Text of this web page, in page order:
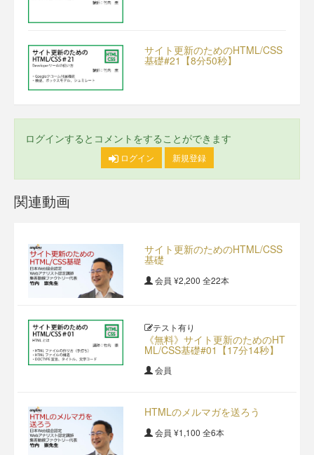
サイト更新のためのHTML/CSS
基礎#21【8分50秒】
ログインするとコメントをすることができます
ログイン 新規登録
関連動画
サイト更新のためのHTML/CSS
基礎
会員 ¥2,200 全22本
テスト有り
《無料》サイト更新のためのHT
ML/CSS基礎#01【17分14秒】
会員
HTMLのメルマガを送ろう
会員 ¥1,100 全6本